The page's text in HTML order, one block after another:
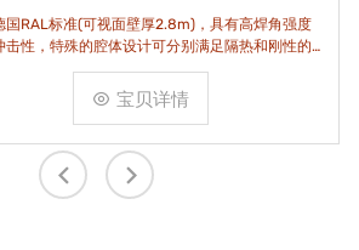
国RAL标准(可视面壁厚2.8m)，具有高焊角强度
击性，特殊的腔体设计可分别满足隔热和刚性的
宝贝详情